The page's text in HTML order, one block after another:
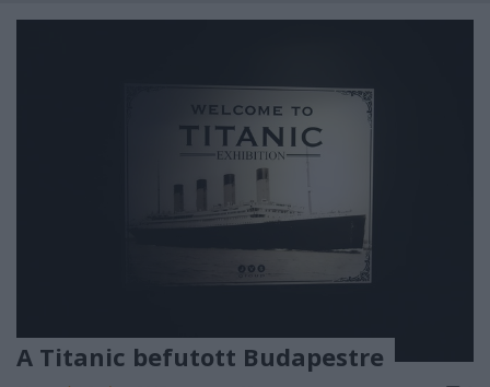
A Titanic befutott Budapestre